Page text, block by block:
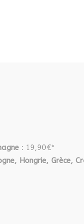
: 19,90€*
Hongrie, Grèce,